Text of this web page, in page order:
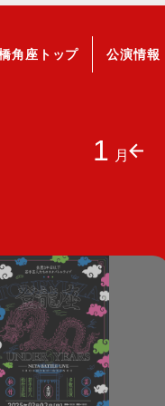
角座トップ 公演情報
1 月